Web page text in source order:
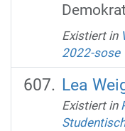
Existiert in
2022-sose
Lea
Existiert in